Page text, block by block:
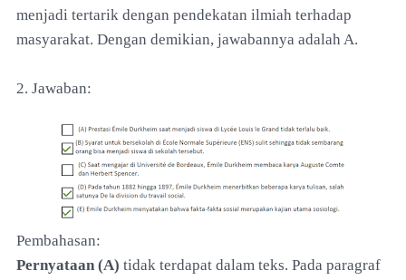
menjadi tertarik dengan pendekatan ilmiah terhadap
masyarakat. Dengan demikian, jawabannya adalah A.
2. Jawaban:
Pembahasan:
Pernyataan (A) tidak terdapat dalam teks. Pada paragraf